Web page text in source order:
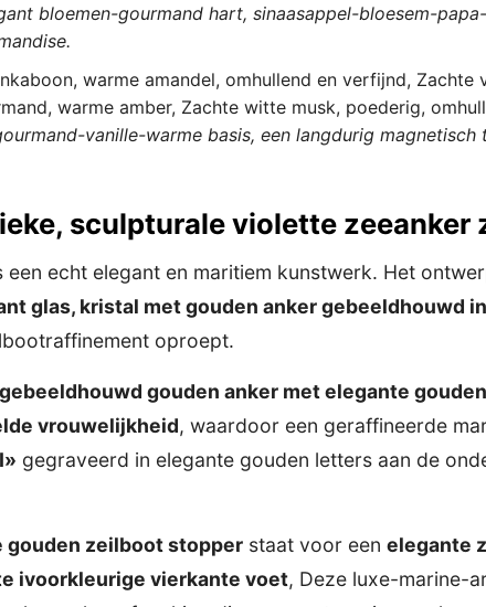
bloemen-gourmand hart, sinaasappel-bloesem-
warme amandel, omhullend en verfijnd,
warme amber, Zachte witte musk, poederig,
vanille-warme basis, een langdurig
sculpturale violette zeeanker
een echt elegant en maritiem kunstwerk. Het
glas, kristal met gouden anker gebeeldhouwd
oproept.
gouden anker met elegante
vrouwelijkheid, waardoor een geraffineerde
gegraveerd in elegante gouden letters aan de
gouden zeilboot stopper staat voor een elegante
ivoorkleurige vierkante voet, Deze luxe-marine-